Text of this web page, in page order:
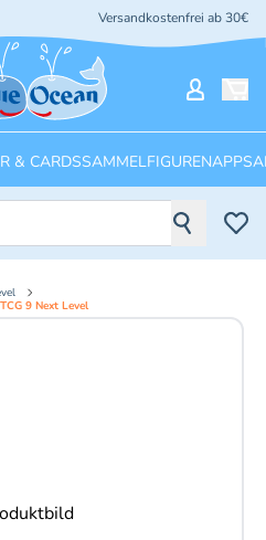
Versandkostenfrei ab 30€
& CARDSSAMMELFIGURENAPPS
9 Next Level